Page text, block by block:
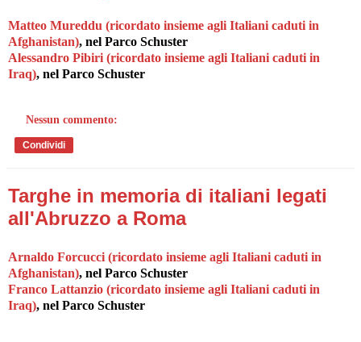
Matteo Mureddu (ricordato insieme agli Italiani caduti in
Afghanistan), nel Parco Schuster
Alessandro Pibiri (ricordato insieme agli Italiani caduti in
Iraq), nel Parco Schuster
Nessun commento:
Condividi
Targhe in memoria di italiani legati
all'Abruzzo a Roma
Arnaldo Forcucci (ricordato insieme agli Italiani caduti in
Afghanistan), nel Parco Schuster
Franco Lattanzio (ricordato insieme agli Italiani caduti in
Iraq), nel Parco Schuster